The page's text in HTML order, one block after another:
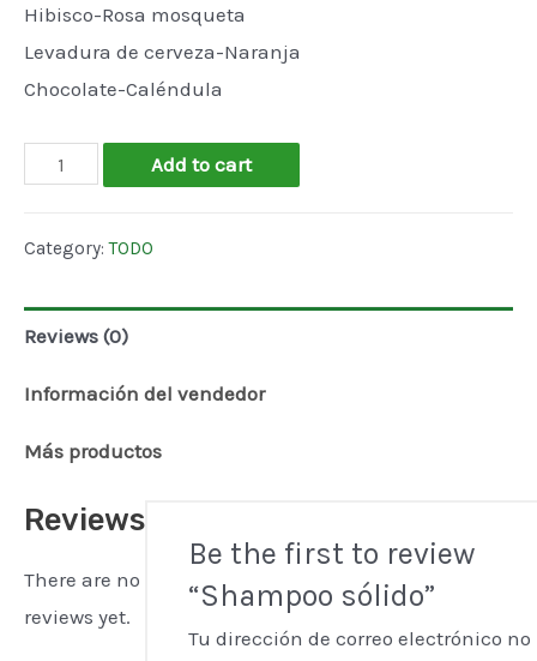
Hibisco-Rosa mosqueta
Levadura de cerveza-Naranja
Chocolate-Caléndula
Shampoo
Add to cart
Category:TODO
Reviews (0)
Información del vendedor
Más productos
Reviews
There are no
reviews yet.
Be the first to review
“Shampoo sólido”
Tu dirección de correo electrónico no